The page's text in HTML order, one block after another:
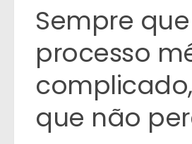
Sempre
processo
que não